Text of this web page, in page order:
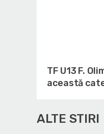
TF U13 F.
această
ALTE STIRI